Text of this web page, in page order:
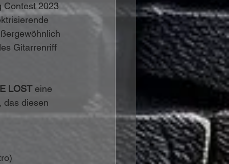
Contest 2023
Gitarrenriff
LOST eine
das diesen